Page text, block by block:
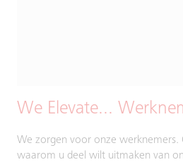
We Elevate...
We zorgen voor onze werknemers.
waarom u deel wilt uitmaken van